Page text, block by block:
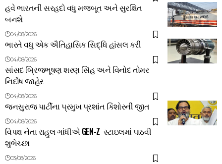
હવે ભારતની સરહદો વધુ મજબૂત અને સુરક્ષિત
બનશે
04/08/2026
ભારતે વધુ એક ઐતિહાસિક સિદ્ધિ હાંસલ કરી
04/08/2026
સાંસદ બ્રિજભૂષણ શરણ સિંહ અને વિનોદ તોમર
નિર્દોષ જાહેર
04/08/2026
જનસુરાજ પાર્ટીના પ્રમુખ પ્રશાંત કિશોરની જીત
04/08/2026
વિપક્ષ નેતા રાહુલ ગાંધીએ GEN-Z સ્ટાઇલમાં પાઠવી
શુભેચ્છા
03/08/2026